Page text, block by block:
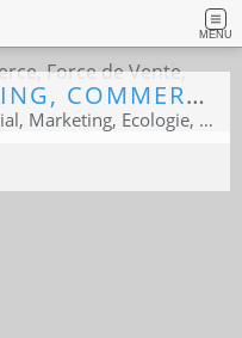
MENU
ECONOMIE, MARKETING, COMMERCE, FORCE DE VENTE, ECOLOGIE
Magazine d’Economie, Commercial, Marketing, Ecologie, Sport business